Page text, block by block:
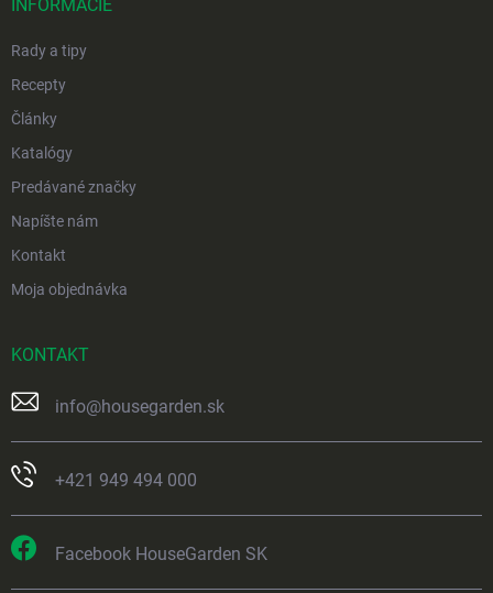
INFORMÁCIE
Rady a tipy
Recepty
Články
Katalógy
Predávané značky
Napíšte nám
Kontakt
Moja objednávka
KONTAKT
info@housegarden.sk
+421 949 494 000
Facebook HouseGarden SK